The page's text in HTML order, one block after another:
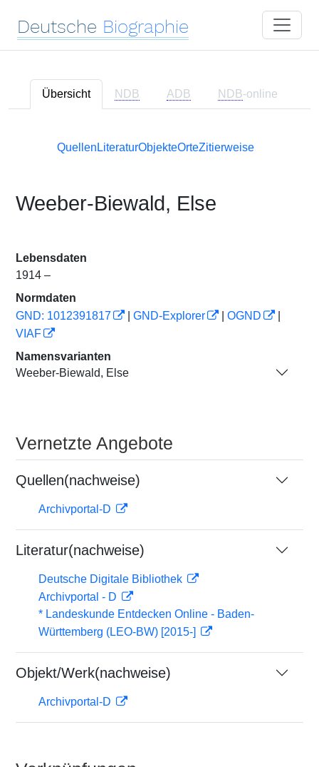
Deutsche Biographie
Übersicht NDB ADB NDB-online
Quellen LiteraturObjekteOrteZitierweise
Weeber-Biewald, Else
Lebensdaten
1914 –
Normdaten
GND: 1012391817
GND-Explorer OGND
VIAF
Namensvarianten
Weeber-Biewald, Else
Vernetzte Angebote
Quellen(nachweise)
Archivportal-D
Literatur(nachweise)
Deutsche Digitale Bibliothek
Archivportal - D
* Landeskunde Entdecken Online - Baden-
Württemberg (LEO-BW) [2015-]
Objekt/Werk(nachweise)
Archivportal-D